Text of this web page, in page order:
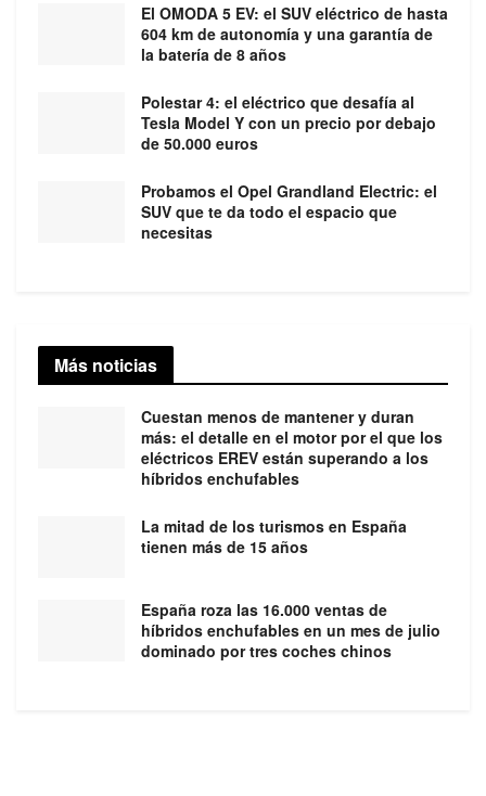
El OMODA 5 EV: el SUV eléctrico de hasta
604 km de autonomía y una garantía de
la batería de 8 años
Polestar 4: el eléctrico que desafía al
Tesla Model Y con un precio por debajo
de 50.000 euros
Probamos el Opel Grandland Electric: el
SUV que te da todo el espacio que
necesitas
Más noticias
Cuestan menos de mantener y duran
más: el detalle en el motor por el que los
eléctricos EREV están superando a los
híbridos enchufables
La mitad de los turismos en España
tienen más de 15 años
España roza las 16.000 ventas de
híbridos enchufables en un mes de julio
dominado por tres coches chinos